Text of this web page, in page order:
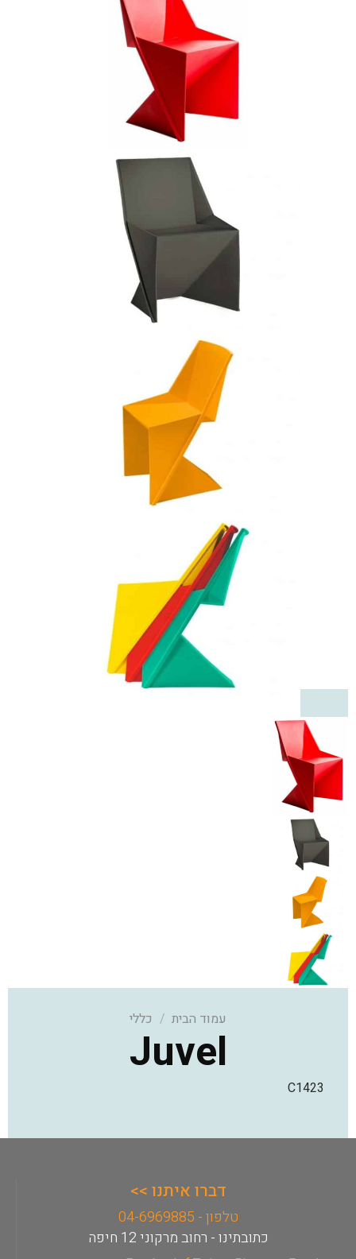
עמוד הבית / כללי
Juvel
C1423
דברו איתנו >>
טלפון - 04-6969885
כתובתינו - רחוב מרקוני 12 חיפה